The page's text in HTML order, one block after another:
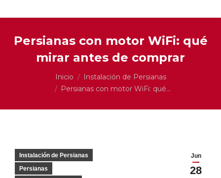
Persianas con motor WiFi: qué
mirar antes de comprar
Inicio
Instalación de Persianas
Persianas con motor WiFi: qué…
Jun
28
Instalación de Persianas
Persianas